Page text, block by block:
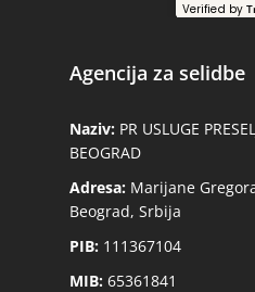
Verified by
Agencija za selidbe
Naziv: PR USLUGE
BEOGRAD
Adresa: Marijane
Beograd, Srbija
PIB: 111367104
MIB: 65361841